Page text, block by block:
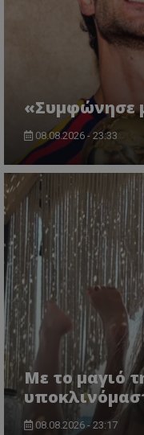
«Συμφώνησε
08.08.2026 - 23:33
Με το μαγιό
08.08.2026 - 23:17